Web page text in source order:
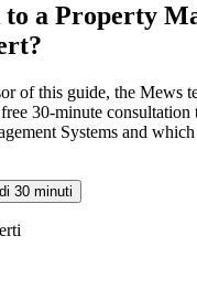
a Property
of this guide, the Mews
30-minute consultation
Systems and
30 minuti